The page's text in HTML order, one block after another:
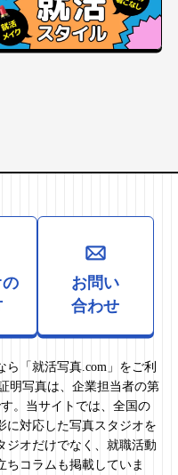
お問い
合わせ
「就活写真.com」をご利
明写真は、企業担当者の第
。当サイトでは、全国の
に対応した写真スタジオを
ジオだけでなく、就職活動
ちコラムも掲載していま